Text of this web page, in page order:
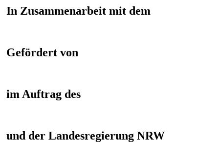
In Zusammenarbeit mit dem
Gefördert von
im Auftrag des
und der Landesregierung NRW